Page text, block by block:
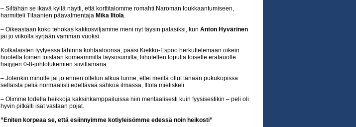
– Siltähän se ikävä kyllä näytti, että korttitalomme romahti Naroman loukkaantumiseen,
harmitteli Titaanien päävalmentaja Mika Iltola.
– Oikeastaan koko tehokas kakkosvitjamme meni nyt täysin palasiksi, kun Anton Hyvärinen
jäi jo viikolla syrjään vamman vuoksi.
Kotkalaisten tyytyessä lähinnä kohtaaloonsa, pääsi Kiekko-Espoo herkuttelemaan oikein
huolella toinen toistaan komeammilla täysosumilla, liihotellen lopulta toiselle erätauolle
häijyjen 0-8-johtolukemien siivittämänä.
– Jotenkin minulle jäi jo ennen ottelun alkua tunne, ettei meillä ollut tänään pukukopissa
sellaista peliä normaalisti edeltävää sähköä ilmassa, Iltola mietiskeli.
– Olimme todella heikkoja kaksinkamppailuissa niin mentaalisesti kuin fyysisestikin – peli oli
hyvin pitkälti isät vastaan pojat.
”Eniten korpeaa se, että esiinnyimme kotiyleisömme edessä noin heikosti”